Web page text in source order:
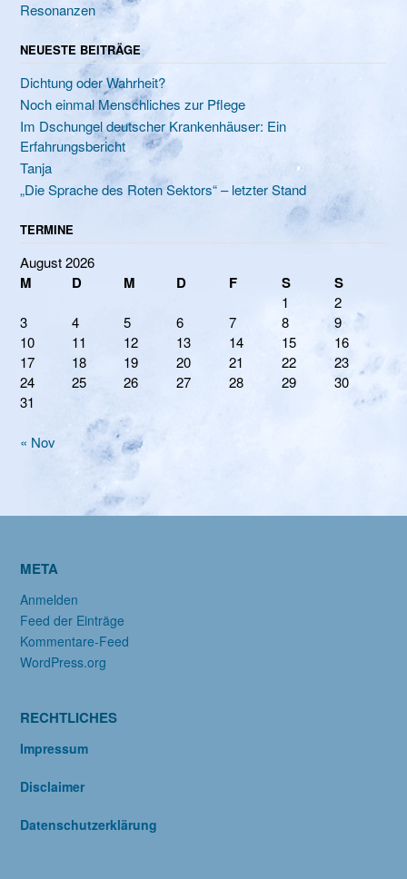
Resonanzen
NEUESTE BEITRÄGE
Dichtung oder Wahrheit?
Noch einmal Menschliches zur Pflege
Im Dschungel deutscher Krankenhäuser: Ein
Erfahrungsbericht
Tanja
„Die Sprache des Roten Sektors“ – letzter Stand
TERMINE
August 2026
M D M D F S S
1
2
3
4 5 6 7 8
9
10
11 12 13 14 15
16
17
18 19 20 21 22
23
24
25 26 27 28 29
30
31
« Nov
META
Anmelden
Feed der Einträge
Kommentare-Feed
WordPress.org
RECHTLICHES
Impressum
Disclaimer
Datenschutzerklärung